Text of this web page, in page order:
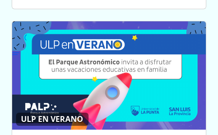
ULP EN VERANO